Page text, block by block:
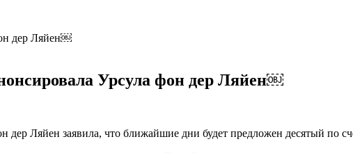
Урсула фон дер Ляйен￼
Ляйен заявила, что ближайшие дни будет предложен десятый по